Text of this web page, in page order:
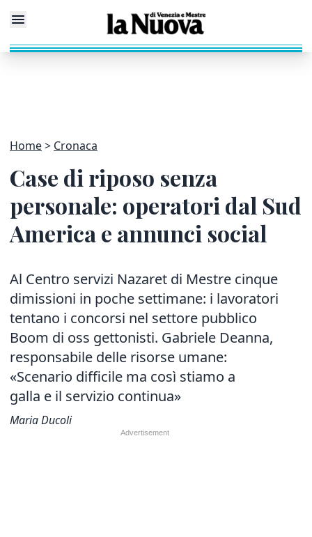
Home Cronaca
Case di riposo senza
personale: operatori dal Sud
America e annunci social
Al Centro servizi Nazaret di Mestre cinque
dimissioni in poche settimane: i lavoratori
tentano i concorsi nel settore pubblico
Boom di oss gettonisti. Gabriele Deanna,
responsabile delle risorse umane:
«Scenario difficile ma così stiamo a
galla e il servizio continua»
Maria Ducoli